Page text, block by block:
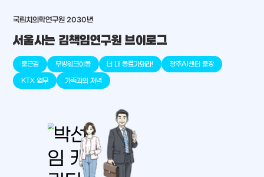
arrow_selector_tool
경기도
충청남도 대전광역시
place
천안
place
세종
place
판교
place
오송
place
대덕
place
원주
국립치의학연구원 2030년
서울사는 김책임연구원 브이로그
출근길 무빙워크이동 너 내 동료가돼라! 광주AI센터 출장
KTX 업무 가족과의 저녁